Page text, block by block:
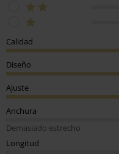
Calidad
Diseño
Ajuste
Anchura
Demasiado estrecho
Longitud